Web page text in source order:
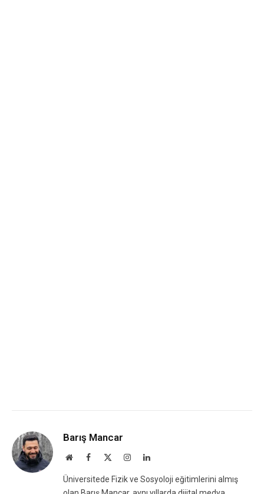
Barış Mancar
WebsiteFacebook InstagramLinkedIn
Üniversitede Fizik ve Sosyoloji eğitimlerini almış